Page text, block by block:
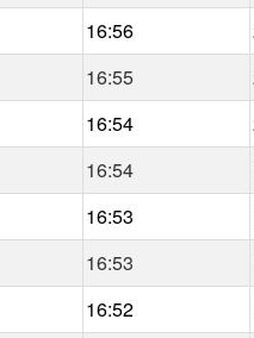
16:56
16:55
16:54
16:54
16:53
16:53
16:52